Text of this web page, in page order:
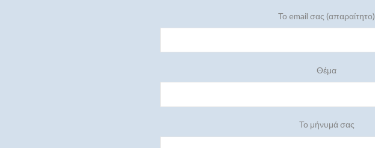
Το email σας (απαραίτητο)
Θέμα
Το μήνυμά σας